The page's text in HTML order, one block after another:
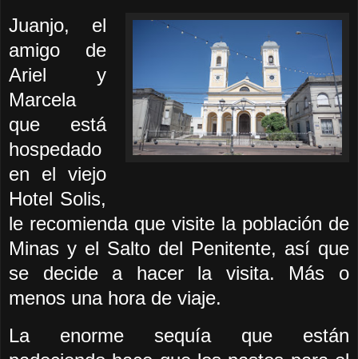
Juanjo, el
amigo de
Ariel y
Marcela
que está
hospedado
en el viejo
Hotel Solis,
le recomienda que visite la población de
Minas y el Salto del Penitente, así que
se decide a hacer la visita. Más o
menos una hora de viaje.
La enorme sequía que están